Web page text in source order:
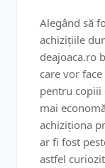
Alegând să
achizițiile
deajoaca.ro
care vor
pentru copiii
mai
achiziționa
ar fi fost
astfel